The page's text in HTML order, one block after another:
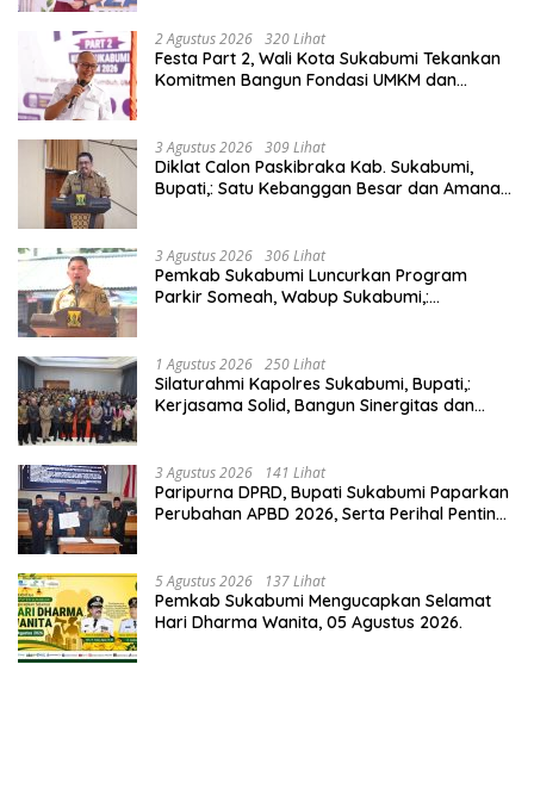
2 Agustus 2026 320 Lihat
Festa Part 2, Wali Kota Sukabumi Tekankan
Komitmen Bangun Fondasi UMKM dan
3 Agustus 2026 309 Lihat
Diklat Calon Paskibraka Kab. Sukabumi,
Bupati,: Satu Kebanggan Besar dan Amanah
3 Agustus 2026 306 Lihat
Pemkab Sukabumi Luncurkan Program
Parkir Someah, Wabup Sukabumi,:
1 Agustus 2026 250 Lihat
Silaturahmi Kapolres Sukabumi, Bupati,:
Kerjasama Solid, Bangun Sinergitas dan
3 Agustus 2026 141 Lihat
Paripurna DPRD, Bupati Sukabumi Paparkan
Perubahan APBD 2026, Serta Perihal Penting
5 Agustus 2026 137 Lihat
Pemkab Sukabumi Mengucapkan Selamat
Hari Dharma Wanita, 05 Agustus 2026.